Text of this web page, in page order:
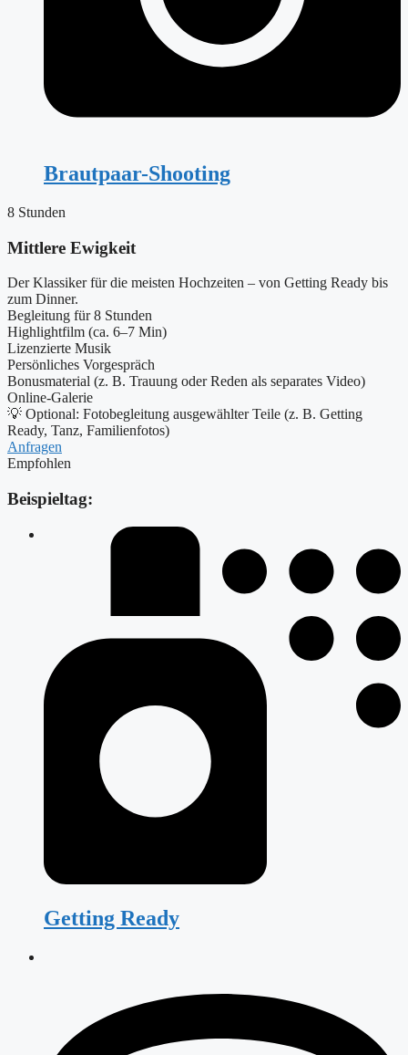
Brautpaar-Shooting
8 Stunden
Mittlere Ewigkeit
Der Klassiker für die meisten Hochzeiten – von Getting Ready bis
zum Dinner.
Begleitung für 8 Stunden
Highlightfilm (ca. 6–7 Min)
Lizenzierte Musik
Persönliches Vorgespräch
Bonusmaterial (z. B. Trauung oder Reden als separates Video)
Online-Galerie
💡 Optional: Fotobegleitung ausgewählter Teile (z. B. Getting
Ready, Tanz, Familienfotos)
Anfragen
Empfohlen
Beispieltag:
Getting Ready